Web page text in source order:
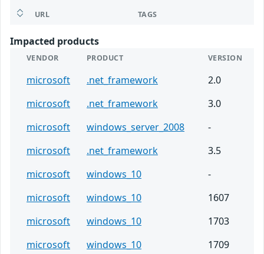
URL TAGS
Impacted products
VENDOR PRODUCT VERSION
microsoft .net_framework
2.0
microsoft
.net_framework
3.0
microsoft
windows_server_2008
-
microsoft
.net_framework
3.5
microsoft
windows_10
-
microsoft
windows_10
1607
microsoft
windows_10
1703
microsoft
windows_10
1709